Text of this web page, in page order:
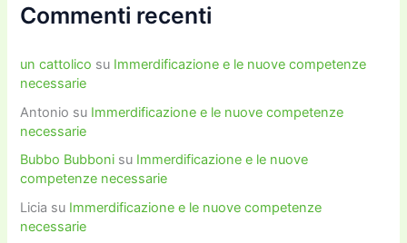
Commenti recenti
un cattolico su Immerdificazione e le nuove competenze
necessarie
Antonio su Immerdificazione e le nuove competenze
necessarie
Bubbo Bubboni su Immerdificazione e le nuove
competenze necessarie
Licia su Immerdificazione e le nuove competenze
necessarie